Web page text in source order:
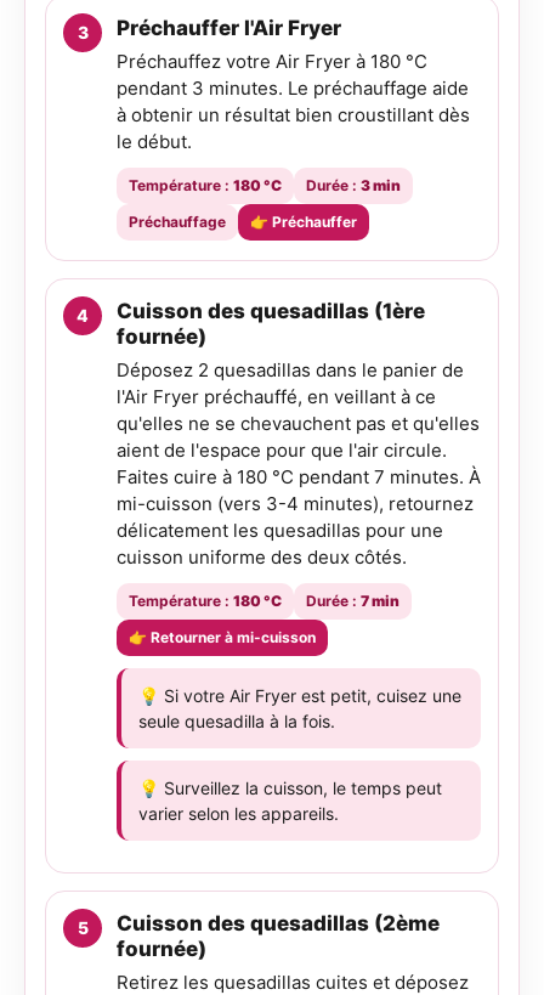
Préchauffer l'Air Fryer
Préchauffez votre Air Fryer à 180 °C
pendant 3 minutes. Le préchauffage aide
à obtenir un résultat bien croustillant dès
le début.
Température : 180 °C Durée : 3 min
Préchauffage
👉 Préchauffer
Cuisson des quesadillas (1ère
fournée)
Déposez 2 quesadillas dans le panier de
l'Air Fryer préchauffé, en veillant à ce
qu'elles ne se chevauchent pas et qu'elles
aient de l'espace pour que l'air circule.
Faites cuire à 180 °C pendant 7 minutes. À
mi-cuisson (vers 3-4 minutes), retournez
délicatement les quesadillas pour une
cuisson uniforme des deux côtés.
Température : 180 °C Durée : 7 min
👉 Retourner à mi-cuisson
💡 Si votre Air Fryer est petit, cuisez une
seule quesadilla à la fois.
💡 Surveillez la cuisson, le temps peut
varier selon les appareils.
Cuisson des quesadillas (2ème
fournée)
Retirez les quesadillas cuites et déposez